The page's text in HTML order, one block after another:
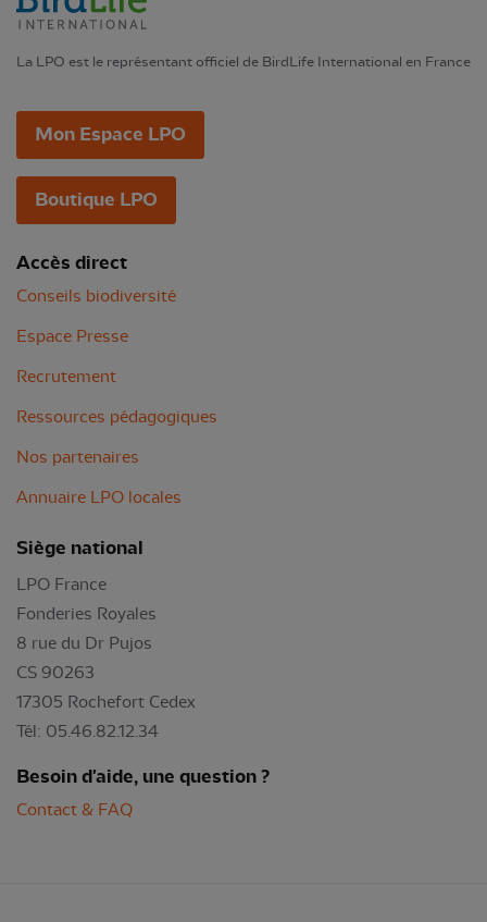
La LPO est le représentant officiel de BirdLife International en France
Mon Espace LPO
Boutique LPO
Accès direct
Conseils biodiversité
Espace Presse
Recrutement
Ressources pédagogiques
Nos partenaires
Annuaire LPO locales
Siège national
LPO France
Fonderies Royales
8 rue du Dr Pujos
CS 90263
17305 Rochefort Cedex
Tél: 05.46.82.12.34
Besoin d'aide, une question ?
Contact & FAQ